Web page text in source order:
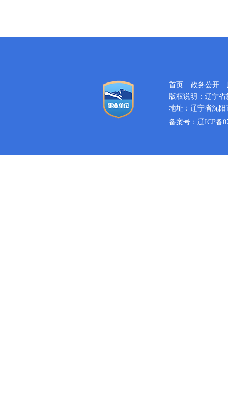
首页 政务公开|
版权说明：辽宁
地址：辽宁省沈
备案号： 辽ICP备